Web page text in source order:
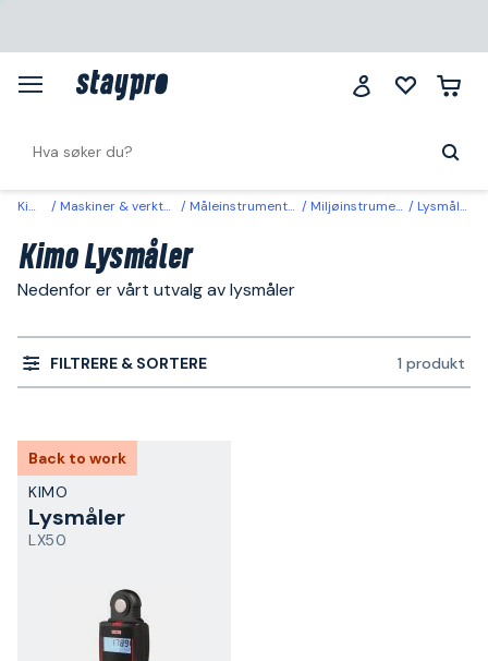
Kimo Maskiner & verktøy Måleinstrumenter Miljøinstrument Lysmåler
Kimo Lysmåler
Nedenfor er vårt utvalg av lysmåler
FILTRERE & SORTERE 1 produkt
Back to work
KIMO
Lysmåler
LX50